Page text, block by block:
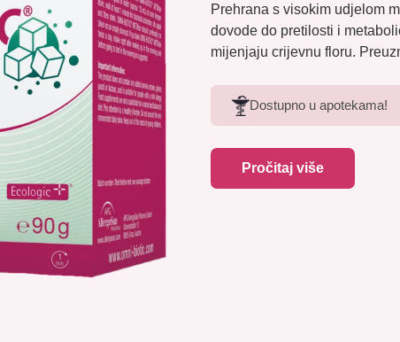
Prehrana s visokim udjelom
dovode do pretilosti i
mijenjaju crijevnu floru.
Dostupno u apotekama!
Pročitaj više